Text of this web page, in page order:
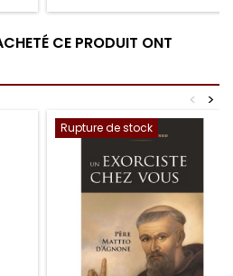
CE PRODUIT ONT
>
<
Rupture de stock